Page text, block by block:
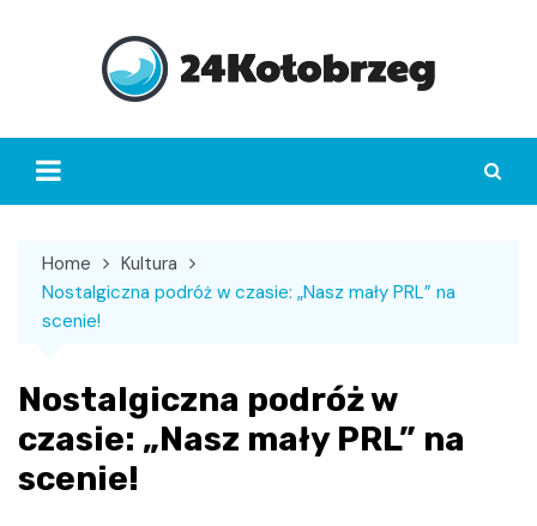
Home
Kultura
Nostalgiczna podróż w czasie: „Nasz mały PRL” na
scenie!
Nostalgiczna podróż w
czasie: „Nasz mały PRL” na
scenie!